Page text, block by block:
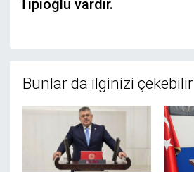
Tipioğlu vardır.
Bunlar da ilginizi çekebilir